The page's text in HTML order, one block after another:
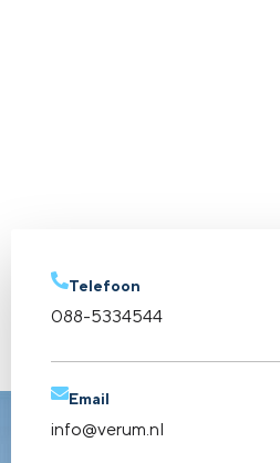
Telefoon
088-5334544
Email
info@verum.nl